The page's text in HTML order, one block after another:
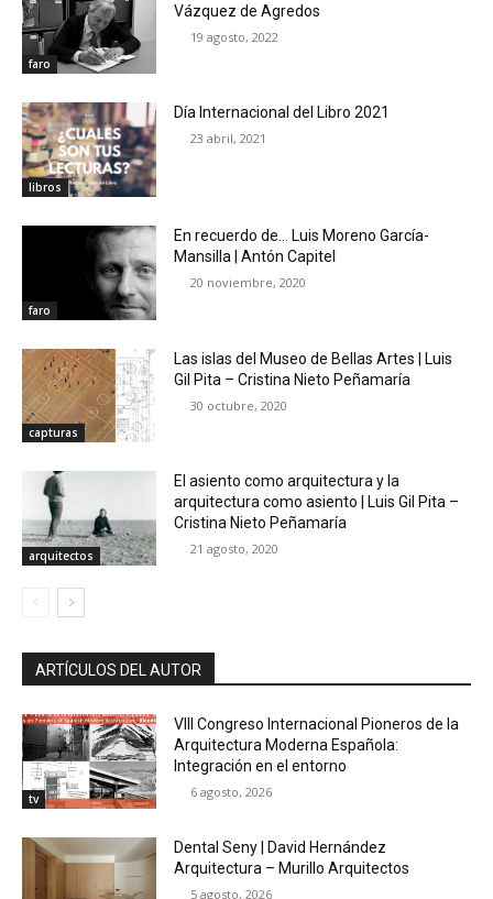
faro
Vázquez de Agredos
19 agosto, 2022
libros
Día Internacional del Libro 2021
23 abril, 2021
faro
En recuerdo de… Luis Moreno García-
Mansilla | Antón Capitel
20 noviembre, 2020
capturas
Las islas del Museo de Bellas Artes | Luis
Gil Pita – Cristina Nieto Peñamaría
30 octubre, 2020
arquitectos
El asiento como arquitectura y la
arquitectura como asiento | Luis Gil Pita –
Cristina Nieto Peñamaría
21 agosto, 2020
ARTÍCULOS DEL AUTOR
tv
VIII Congreso Internacional Pioneros de la
Arquitectura Moderna Española:
Integración en el entorno
6 agosto, 2026
Dental Seny | David Hernández
Arquitectura – Murillo Arquitectos
5 agosto, 2026